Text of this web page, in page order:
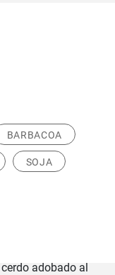
BARBACOA
SOJA